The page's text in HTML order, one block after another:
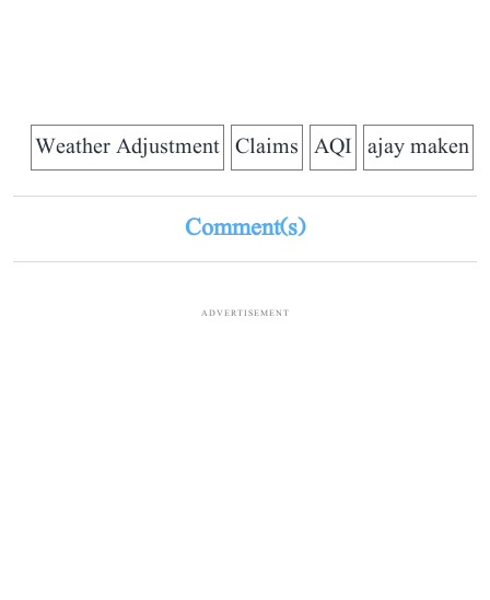
ajay maken
AQI
Claims
Weather Adjustment
Comment(s)
ADVERTISEMENT